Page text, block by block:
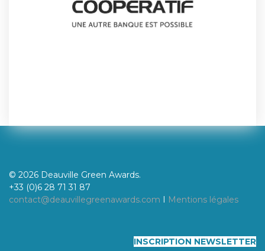
© 2026 Deauville Green Awards.
+33 (0)6 28 71 31 87
contact@deauvillegreenawards.com I Mentions légales
INSCRIPTION NEWSLETTER